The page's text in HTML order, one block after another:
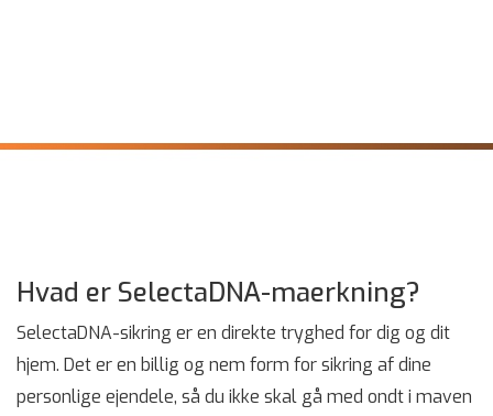
Hvad er SelectaDNA-maerkning?
SelectaDNA-sikring er en direkte tryghed for dig og dit
hjem. Det er en billig og nem form for sikring af dine
personlige ejendele, så du ikke skal gå med ondt i maven